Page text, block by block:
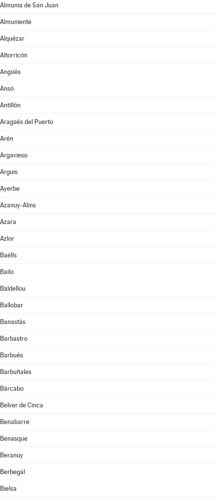
Almunia de San Juan
Almuniente
Alquézar
Altorricón
Angüés
Ansó
Antillón
Aragüés del Puerto
Arén
Argavieso
Arguis
Ayerbe
Azanuy-Alins
Azara
Azlor
Baélls
Bailo
Baldellou
Ballobar
Banastás
Barbastro
Barbués
Barbuñales
Bárcabo
Belver de Cinca
Benabarre
Benasque
Beranuy
Berbegal
Bielsa